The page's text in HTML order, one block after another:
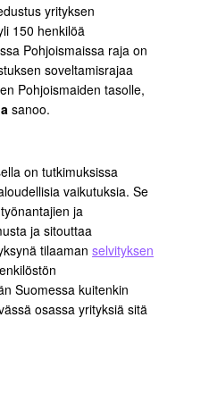
yrityksen
150 henkilöä
Pohjoismaissa raja on
soveltamisrajaa
Pohjoismaiden tasolle,
sanoo.
on tutkimuksissa
vaikutuksia. Se
ja
ja sitouttaa
tilaaman selvityksen
Suomessa kuitenkin
osassa yrityksiä sitä